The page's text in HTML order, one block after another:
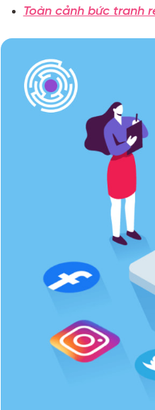
Toàn cảnh bức tranh